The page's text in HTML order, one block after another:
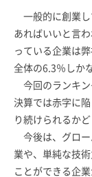
一般的に創業し
あればいいと言
っている企業は
全体の6.3％しか
今回のランキン
決算では赤字に
り続けられるか
今後は、グロー
業や、単純な技
ことができる企